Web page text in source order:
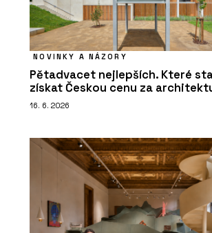
NOVINKY A NÁZORY
Pětadvacet nejlepších. Které
získat Českou cenu za
16. 6. 2026